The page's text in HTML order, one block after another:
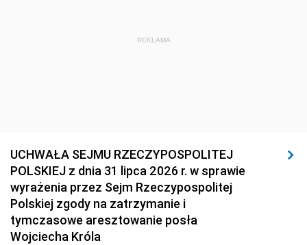
REKLAMA
UCHWAŁA SEJMU RZECZYPOSPOLITEJ
POLSKIEJ z dnia 31 lipca 2026 r. w sprawie
wyrażenia przez Sejm Rzeczypospolitej
Polskiej zgody na zatrzymanie i
tymczasowe aresztowanie posła
Wojciecha Króla